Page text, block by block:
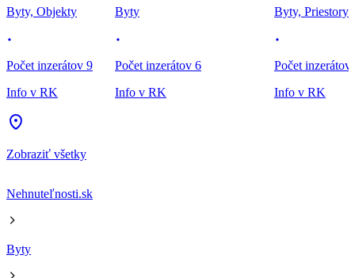
Byty, Objekty
Počet inzerátov 9
Info v RK
Byty
Počet inzerátov 6
Info v RK
Byty, Priestory
Počet inzerátov
Info v RK
Zobraziť všetky
Nehnuteľnosti.sk
Byty